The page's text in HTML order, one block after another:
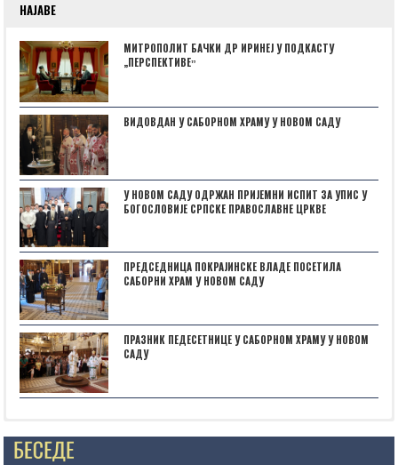
НАЈАВЕ
МИТРОПОЛИТ БАЧКИ ДР ИРИНЕЈ У ПОДКАСТУ
„ПЕРСПЕКТИВЕˮ
ВИДОВДАН У САБОРНОМ ХРАМУ У НОВОМ САДУ
У НОВОМ САДУ ОДРЖАН ПРИЈЕМНИ ИСПИТ ЗА УПИС У
БОГОСЛОВИЈЕ СРПСКЕ ПРАВОСЛАВНЕ ЦРКВЕ
ПРЕДСЕДНИЦА ПОКРАЈИНСКЕ ВЛАДЕ ПОСЕТИЛА
САБОРНИ ХРАМ У НОВОМ САДУ
ПРАЗНИК ПЕДЕСЕТНИЦЕ У САБОРНОМ ХРАМУ У НОВОМ
САДУ
Posts not found